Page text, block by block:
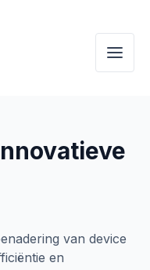
van device
en